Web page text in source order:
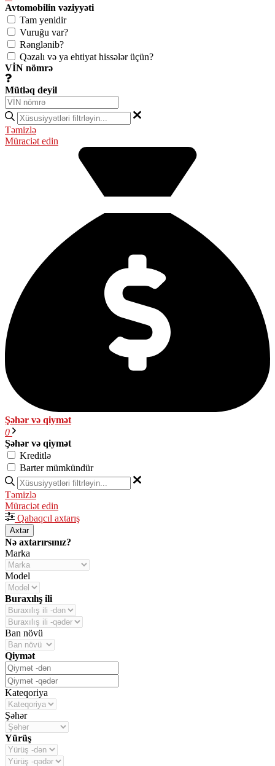
Avtomobilin vəziyyəti
Tam yenidir
Vuruğu var?
Rənglənib?
Qəzalı və ya ehtiyat hissələr üçün?
VİN nömrə
Mütləq deyil
Təmizlə
Müraciət edin
Şəhər və qiymət
0
Şəhər və qiymət
Kreditlə
Barter mümkündür
Təmizlə
Müraciət edin
Qabaqcıl axtarış
Axtar
Nə axtarırsınız?
Marka
Model
Buraxılış ili
Ban növü
Qiymət
Kateqoriya
Şəhər
Yürüş